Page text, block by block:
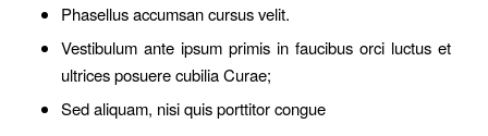
Phasellus accumsan cursus velit.
Vestibulum ante ipsum primis in faucibus orci luctus et
ultrices posuere cubilia Curae;
Sed aliquam, nisi quis porttitor congue